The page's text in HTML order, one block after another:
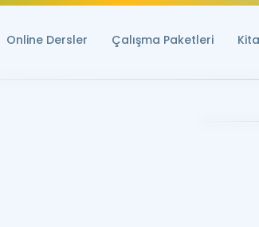
Online Dersler Çalışma Paketleri